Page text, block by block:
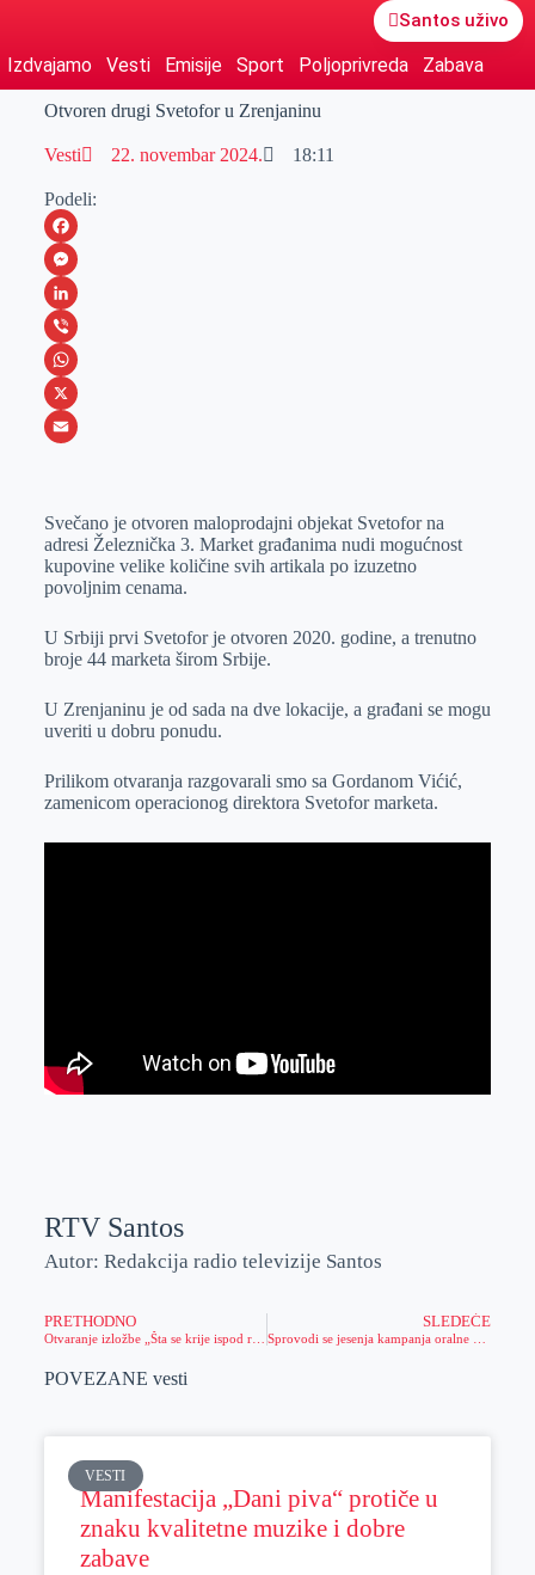
Santos uživo
Izdvajamo Vesti Emisije Sport Poljoprivreda Zabava
Otvoren drugi Svetofor u Zrenjaninu
Vesti 22. novembar 2024. 18:11
Podeli:
F
a
c
e
b
o
M
e
s
s
e
e
r
L
i
n
k
I
n
V
i
b
W
h
s
A
p
p
X
a
i
l
Svečano je otvoren maloprodajni objekat Svetofor na
adresi Železnička 3. Market građanima nudi mogućnost
kupovine velike količine svih artikala po izuzetno
povoljnim cenama.
U Srbiji prvi Svetofor je otvoren 2020. godine, a trenutno
broje 44 marketa širom Srbije.
U Zrenjaninu je od sada na dve lokacije, a građani se mogu
uveriti u dobru ponudu.
Prilikom otvaranja razgovarali smo sa Gordanom Vićić,
zamenicom operacionog direktora Svetofor marketa.
RTV Santos
Autor: Redakcija radio televizije Santos
PRETHODNO
Otvaranje izložbe „Šta se krije ispod ravnice?“ u Narodnom muzeju Zrenjanina
SLEDEĆE
POVEZANE vesti
VESTI
Manifestacija „Dani piva“ protiče u
znaku kvalitetne muzike i dobre
zabave